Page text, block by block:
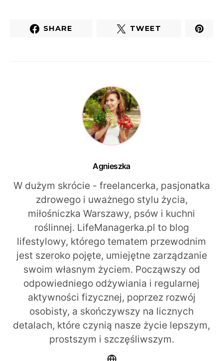
SHARE TWEET
Agnieszka
W dużym skrócie - freelancerka, pasjonatka
zdrowego i uważnego stylu życia,
miłośniczka Warszawy, psów i kuchni
roślinnej. LifeManagerka.pl to blog
lifestylowy, którego tematem przewodnim
jest szeroko pojęte, umiejętne zarządzanie
swoim własnym życiem. Począwszy od
odpowiedniego odżywiania i regularnej
aktywności fizycznej, poprzez rozwój
osobisty, a skończywszy na licznych
detalach, które czynią nasze życie lepszym,
prostszym i szczęśliwszym.